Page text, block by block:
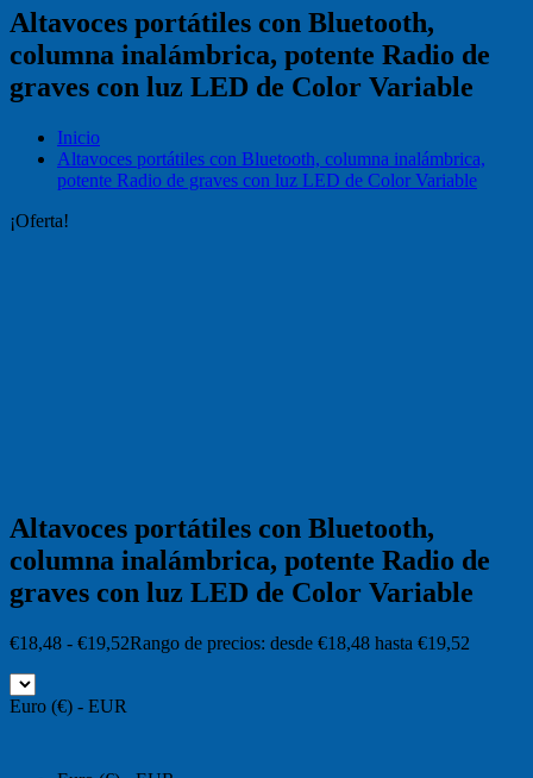
Altavoces portátiles con Bluetooth,
columna inalámbrica, potente Radio de
graves con luz LED de Color Variable
Inicio
Altavoces portátiles con Bluetooth, columna inalámbrica,
potente Radio de graves con luz LED de Color Variable
¡Oferta!
Altavoces portátiles con Bluetooth,
columna inalámbrica, potente Radio de
graves con luz LED de Color Variable
€18,48 - €19,52Rango de precios: desde €18,48 hasta €19,52
Euro (€) - EUR